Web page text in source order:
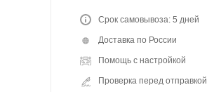
Срок самовывоза: 5 дней
Доставка по России
Помощь с настройкой
Проверка перед отправкой